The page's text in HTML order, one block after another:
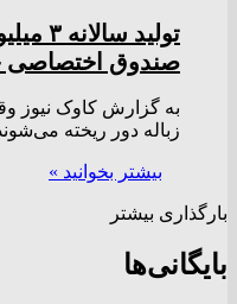
تولید
صندوق اختصاصی
به گزارش کاوک نیوز
زباله دور ریخته می‌شوند،
بیشتر بخوانید »
بارگذاری بیشتر
بایگانی‌ها